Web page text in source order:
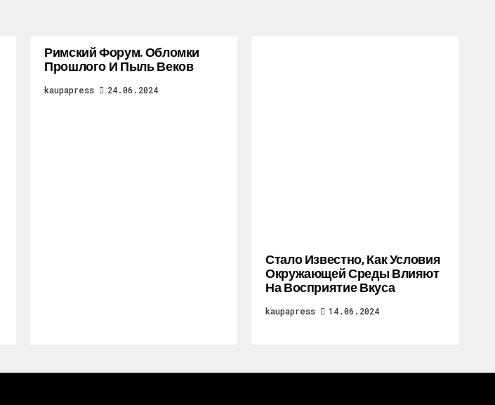
Римский Форум. Обломки
Прошлого И Пыль Веков
kaupapress 24.06.2024
Стало Известно, Как Условия
Окружающей Среды Влияют
На Восприятие Вкуса
kaupapress 14.06.2024